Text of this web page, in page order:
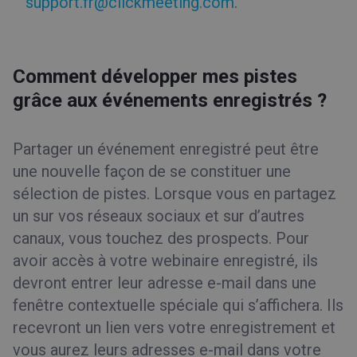
Comment développer mes pistes
grâce aux événements enregistrés ?
Partager un événement enregistré peut être
une nouvelle façon de se constituer une
sélection de pistes. Lorsque vous en partagez
un sur vos réseaux sociaux et sur d’autres
canaux, vous touchez des prospects. Pour
avoir accès à votre webinaire enregistré, ils
devront entrer leur adresse e-mail dans une
fenêtre contextuelle spéciale qui s’affichera. Ils
recevront un lien vers votre enregistrement et
vous aurez leurs adresses e-mail dans votre